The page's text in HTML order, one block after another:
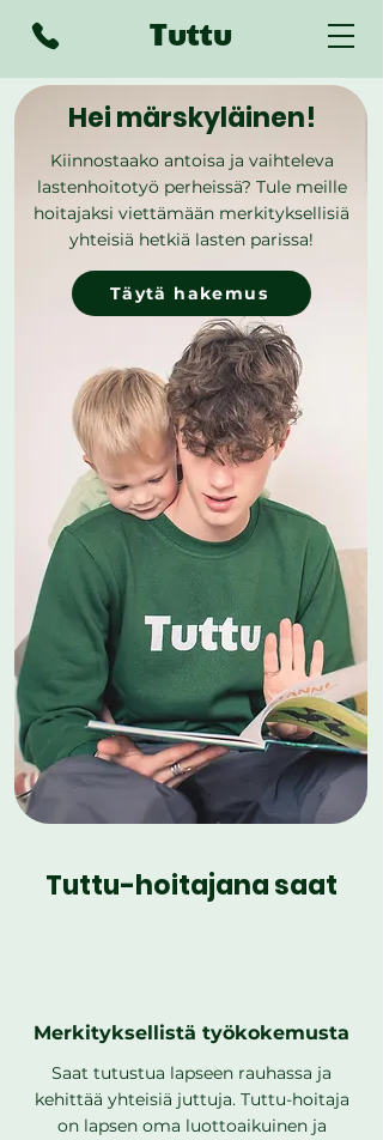
Tuttu
Täytä hakemus
Hei märskyläinen!
Kiinnostaako antoisa ja vaihteleva
lastenhoitotyö perheissä? Tule meille
hoitajaksi viettämään merkityksellisiä
yhteisiä hetkiä lasten parissa!
Tuttu-hoitajana saat
Merkityksellistä työkokemusta
Saat tutustua lapseen rauhassa ja
kehittää yhteisiä juttuja. Tuttu-hoitaja
on lapsen oma luottoaikuinen ja